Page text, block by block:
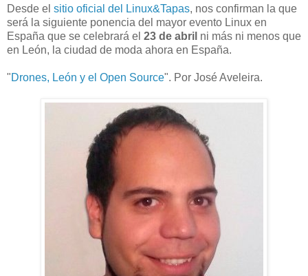
Desde el sitio oficial del Linux&Tapas, nos confirman la que
será la siguiente ponencia del mayor evento Linux en
España que se celebrará el 23 de abril ni más ni menos que
en León, la ciudad de moda ahora en España.
"Drones, León y el Open Source". Por José Aveleira.